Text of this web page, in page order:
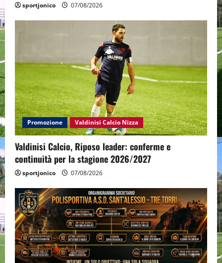
sportjonico 07/08/2026
Promozione Valdinisi Calcio Nizza
Valdinisi Calcio, Riposo leader: conferme e
continuità per la stagione 2026/2027
sportjonico 07/08/2026